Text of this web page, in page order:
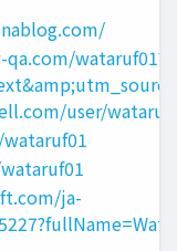
wataruf01?
user/
ja-